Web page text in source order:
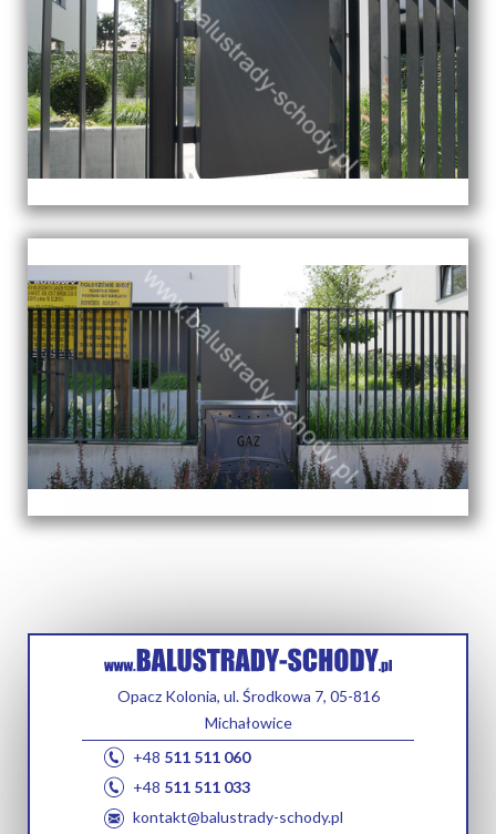
Opacz Kolonia, ul. Środkowa 7, 05-816
Michałowice
+48 511 511 060
+48 511 511 033
kontakt@balustrady-schody.pl